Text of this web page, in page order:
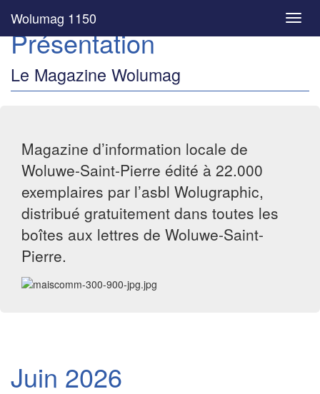
Wolumag 1150
Présentation
Le Magazine Wolumag
Magazine d’information locale de
Woluwe-Saint-Pierre édité à 22.000
exemplaires par l’asbl Wolugraphic,
distribué gratuitement dans toutes les
boîtes aux lettres de Woluwe-Saint-
Pierre.
Juin 2026